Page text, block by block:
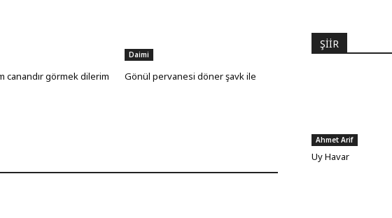
canandır görmek dilerim
Daimi
Gönül pervanesi döner şavk ile
ŞİİR
Ahmet Arif
Uy Havar